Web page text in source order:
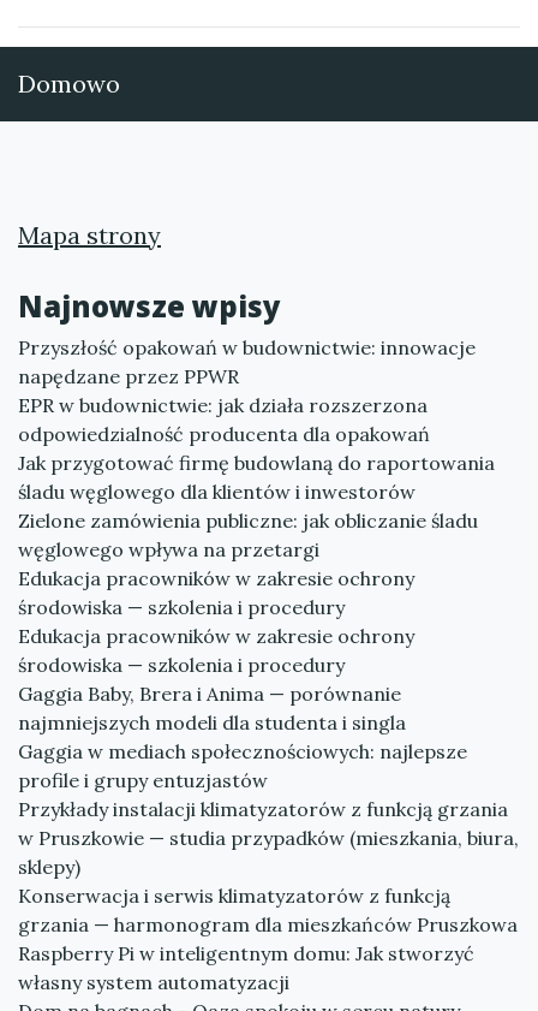
Domowo
Mapa strony
Najnowsze wpisy
Przyszłość opakowań w budownictwie: innowacje
napędzane przez PPWR
EPR w budownictwie: jak działa rozszerzona
odpowiedzialność producenta dla opakowań
Jak przygotować firmę budowlaną do raportowania
śladu węglowego dla klientów i inwestorów
Zielone zamówienia publiczne: jak obliczanie śladu
węglowego wpływa na przetargi
Edukacja pracowników w zakresie ochrony
środowiska — szkolenia i procedury
Edukacja pracowników w zakresie ochrony
środowiska — szkolenia i procedury
Gaggia Baby, Brera i Anima — porównanie
najmniejszych modeli dla studenta i singla
Gaggia w mediach społecznościowych: najlepsze
profile i grupy entuzjastów
Przykłady instalacji klimatyzatorów z funkcją grzania
w Pruszkowie — studia przypadków (mieszkania, biura,
sklepy)
Konserwacja i serwis klimatyzatorów z funkcją
grzania — harmonogram dla mieszkańców Pruszkowa
Raspberry Pi w inteligentnym domu: Jak stworzyć
własny system automatyzacji